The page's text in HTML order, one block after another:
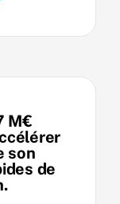
M€
son
de